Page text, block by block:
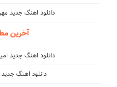
دانلود اهنگ جدید
آخرین
دانلود اهنگ جدید
دانلود اهنگ